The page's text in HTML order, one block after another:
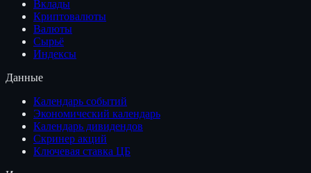
Вклады
Криптовалюты
Валюты
Сырьё
Индексы
Данные
Календарь событий
Экономический календарь
Календарь дивидендов
Скринер акций
Ключевая ставка ЦБ